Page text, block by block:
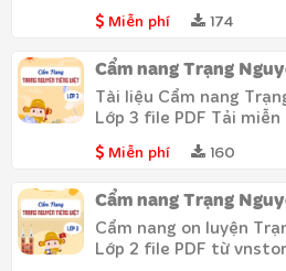
Miễn phí 174
Cẩm nang Trạng
Tài liệu Cẩm nang
Lớp 3 file PDF Tải
Miễn phí 160
Cẩm nang Trạng
Cẩm nang on luyện
Lớp 2 file PDF từ